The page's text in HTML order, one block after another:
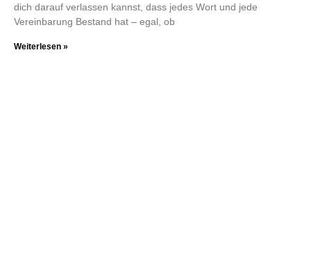
dich darauf verlassen kannst, dass jedes Wort und jede
Vereinbarung Bestand hat – egal, ob
Weiterlesen »